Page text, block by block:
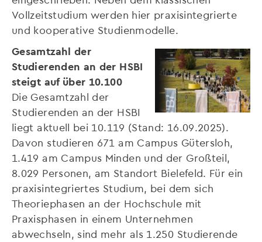
Vollzeitstudium werden hier praxisintegrierte
und kooperative Studienmodelle.
Gesamtzahl der
Studierenden an der HSBI
steigt auf über 10.100
Die Gesamtzahl der
Studierenden an der HSBI
liegt aktuell bei 10.119 (Stand: 16.09.2025).
Davon studieren 671 am Campus Gütersloh,
1.419 am Campus Minden und der Großteil,
8.029 Personen, am Standort Bielefeld. Für ein
praxisintegriertes Studium, bei dem sich
Theoriephasen an der Hochschule mit
Praxisphasen in einem Unternehmen
abwechseln, sind mehr als 1.250 Studierende